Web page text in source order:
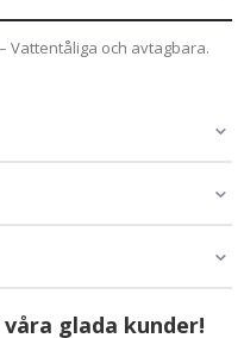
Vattentåliga och avtagbara.
glada kunder!